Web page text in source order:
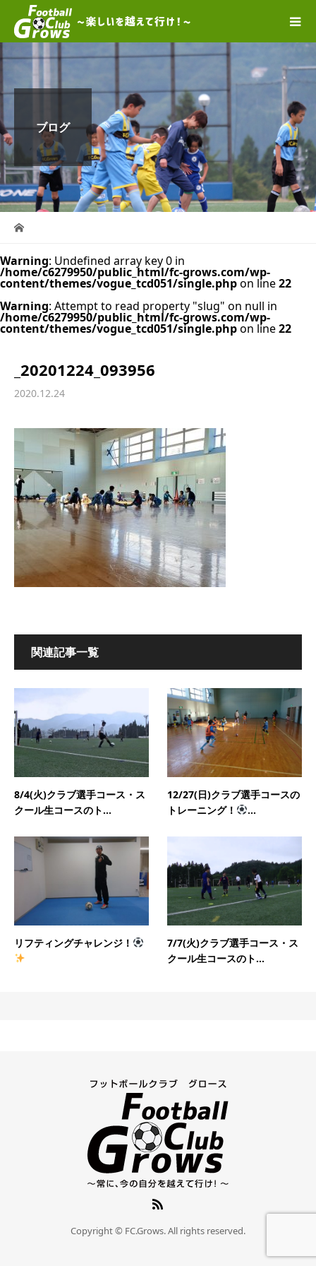
ブログ
Warning: Undefined array key 0 in
/home/c6279950/public_html/fc-grows.com/wp-
content/themes/vogue_tcd051/single.phpon line22
Warning: Attempt to read property "slug" on null in
/home/c6279950/public_html/fc-grows.com/wp-
content/themes/vogue_tcd051/single.phpon line22
_20201224_093956
2020.12.24
関連記事一覧
8/4(火)クラブ選手コース・ス
クール生コースのト...
12/27(日)クラブ選手コースの
トレーニング！
...
リフティングチャレンジ！
7/7(火)クラブ選手コース・ス
クール生コースのト...
Copyright © FC.Grows. All rights reserved.